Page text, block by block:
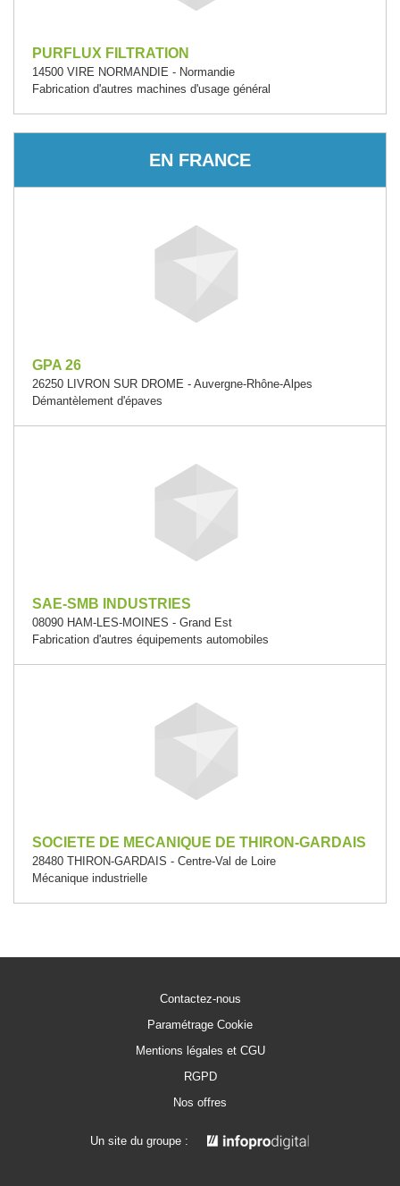
PURFLUX FILTRATION
14500 VIRE NORMANDIE - Normandie
Fabrication d'autres machines d'usage général
EN FRANCE
GPA 26
26250 LIVRON SUR DROME - Auvergne-Rhône-Alpes
Démantèlement d'épaves
SAE-SMB INDUSTRIES
08090 HAM-LES-MOINES - Grand Est
Fabrication d'autres équipements automobiles
SOCIETE DE MECANIQUE DE THIRON-GARDAIS
28480 THIRON-GARDAIS - Centre-Val de Loire
Mécanique industrielle
Contactez-nous
Paramétrage Cookie
Mentions légales et CGU
RGPD
Nos offres
Un site du groupe :